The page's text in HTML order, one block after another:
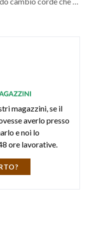
magazzini, se il
averlo presso
e noi lo
ore lavorative.